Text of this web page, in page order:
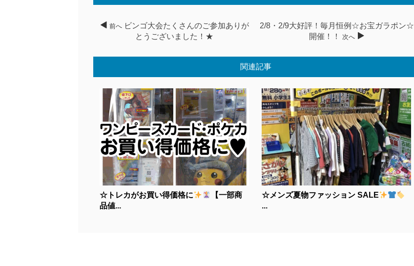
前へ ビンゴ大会たくさんのご参加ありが
とうございました！★
2/8・2/9大好評！毎月恒例☆お宝ガラポン☆
開催！！
次へ
関連記事
☆トレカがお買い得価格に
【一部商
品値...
☆メンズ夏物ファッション SALE
...